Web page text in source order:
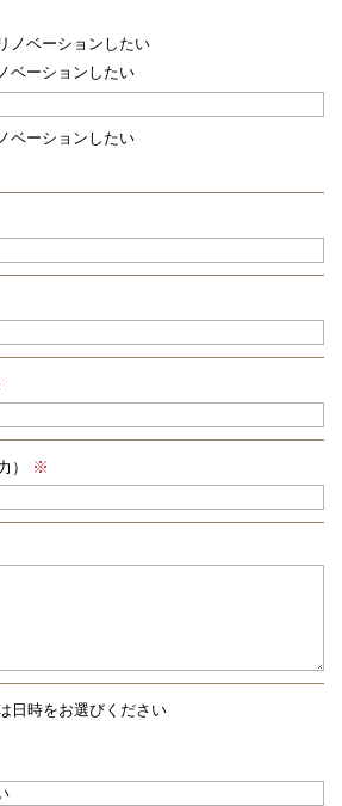
ノベーションしたい
ベーションしたい
ベーションしたい
）
日時をお選びください